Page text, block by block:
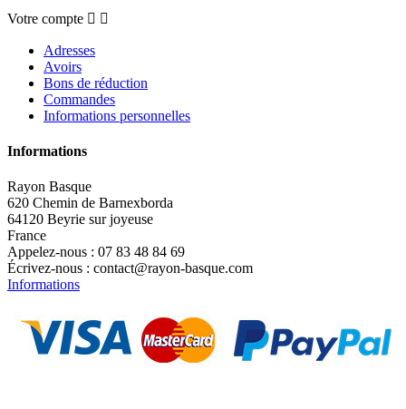
Votre compte  
Adresses
Avoirs
Bons de réduction
Commandes
Informations personnelles
Informations
Rayon Basque
620 Chemin de Barnexborda
64120 Beyrie sur joyeuse
France
Appelez-nous : 07 83 48 84 69
Écrivez-nous : contact@rayon-basque.com
Informations